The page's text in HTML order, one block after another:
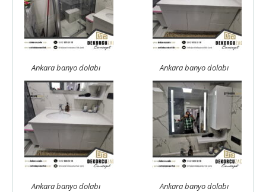
Ankara banyo dolabı Ankara banyo dolabı
Ankara banyo dolabı Ankara banyo dolabı